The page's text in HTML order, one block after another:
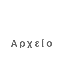
Αρχείο